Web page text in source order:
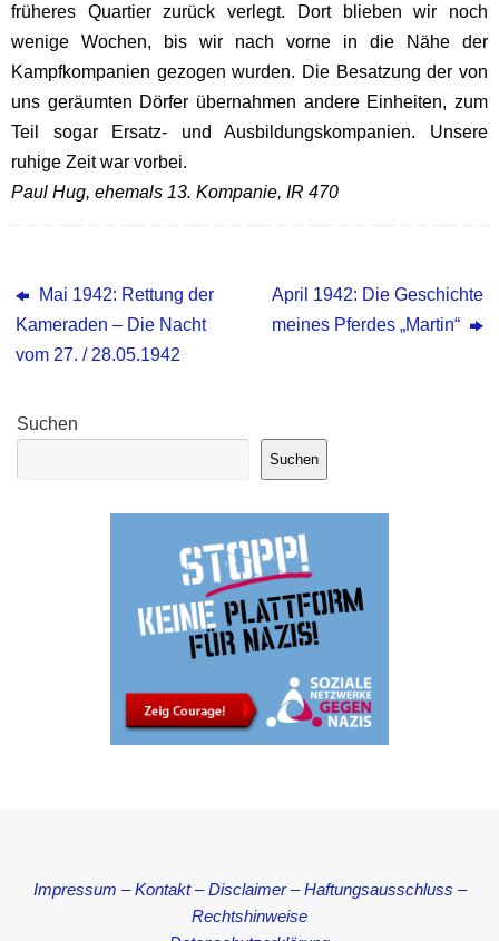
früheres Quartier zurück verlegt. Dort blieben wir noch
wenige Wochen, bis wir nach vorne in die Nähe der
Kampfkompanien gezogen wurden. Die Besatzung der von
uns geräumten Dörfer übernahmen andere Einheiten, zum
Teil sogar Ersatz- und Ausbildungskompanien. Unsere
ruhige Zeit war vorbei.
Paul Hug, ehemals 13. Kompanie, IR 470
Mai 1942: Rettung der
Kameraden – Die Nacht
vom 27. / 28.05.1942
April 1942: Die Geschichte
meines Pferdes „Martin“
Suchen
Suchen
Impressum – Kontakt – Disclaimer – Haftungsausschluss –
Rechtshinweise